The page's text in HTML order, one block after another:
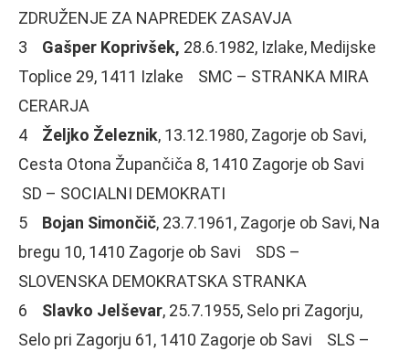
ZDRUŽENJE ZA NAPREDEK ZASAVJA
3 Gašper Koprivšek, 28.6.1982, Izlake, Medijske
Toplice 29, 1411 Izlake SMC – STRANKA MIRA
CERARJA
4 Željko Železnik, 13.12.1980, Zagorje ob Savi,
Cesta Otona Župančiča 8, 1410 Zagorje ob Savi
SD – SOCIALNI DEMOKRATI
5 Bojan Simončič, 23.7.1961, Zagorje ob Savi, Na
bregu 10, 1410 Zagorje ob Savi SDS –
SLOVENSKA DEMOKRATSKA STRANKA
6 Slavko Jelševar, 25.7.1955, Selo pri Zagorju,
Selo pri Zagorju 61, 1410 Zagorje ob Savi SLS –